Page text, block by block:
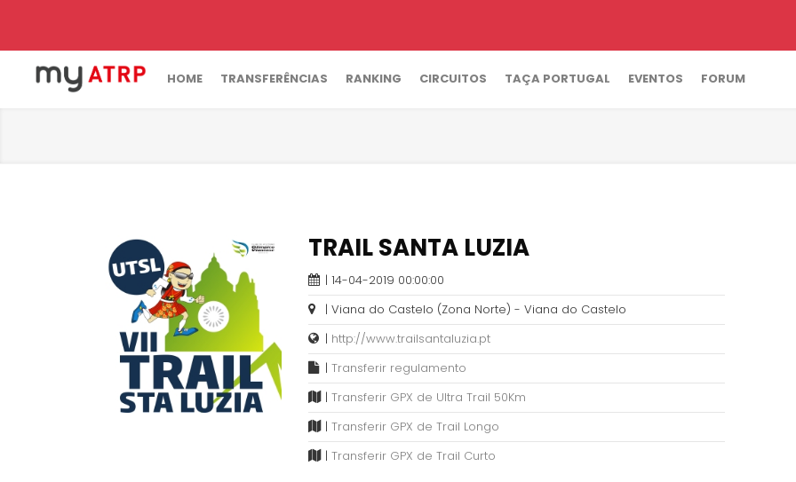
HOME TRANSFERÊNCIAS RANKING CIRCUITOS TAÇA PORTUGAL EVENTOS FORUM
TRAIL SANTA LUZIA
| 14-04-2019 00:00:00
| Viana do Castelo (Zona Norte) - Viana do Castelo
| http://www.trailsantaluzia.pt
| Transferir regulamento
| Transferir GPX de Ultra Trail 50Km
| Transferir GPX de Trail Longo
| Transferir GPX de Trail Curto